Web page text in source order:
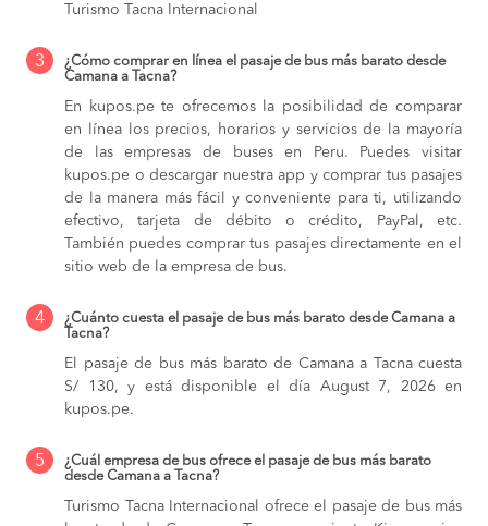
Turismo Tacna Internacional
3
¿Cómo comprar en línea el pasaje de bus más barato desde
Camana a Tacna?
En kupos.pe te ofrecemos la posibilidad de comparar
en línea los precios, horarios y servicios de la mayoría
de las empresas de buses en Peru. Puedes visitar
kupos.pe o descargar nuestra app y comprar tus pasajes
de la manera más fácil y conveniente para ti, utilizando
efectivo, tarjeta de débito o crédito, PayPal, etc.
También puedes comprar tus pasajes directamente en el
sitio web de la empresa de bus.
4
¿Cuánto cuesta el pasaje de bus más barato desde Camana a
Tacna?
El pasaje de bus más barato de Camana a Tacna cuesta
S/ 130, y está disponible el día August 7, 2026 en
kupos.pe.
5
¿Cuál empresa de bus ofrece el pasaje de bus más barato
desde Camana a Tacna?
Turismo Tacna Internacional ofrece el pasaje de bus más